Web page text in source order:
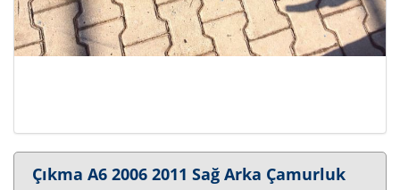
Çıkma A6 2006 2011 Sağ Arka Çamurluk